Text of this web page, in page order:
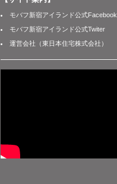
モバフ新宿アイランド公式Facebook
モバフ新宿アイランド公式Twiter
運営会社（東日本住宅株式会社）